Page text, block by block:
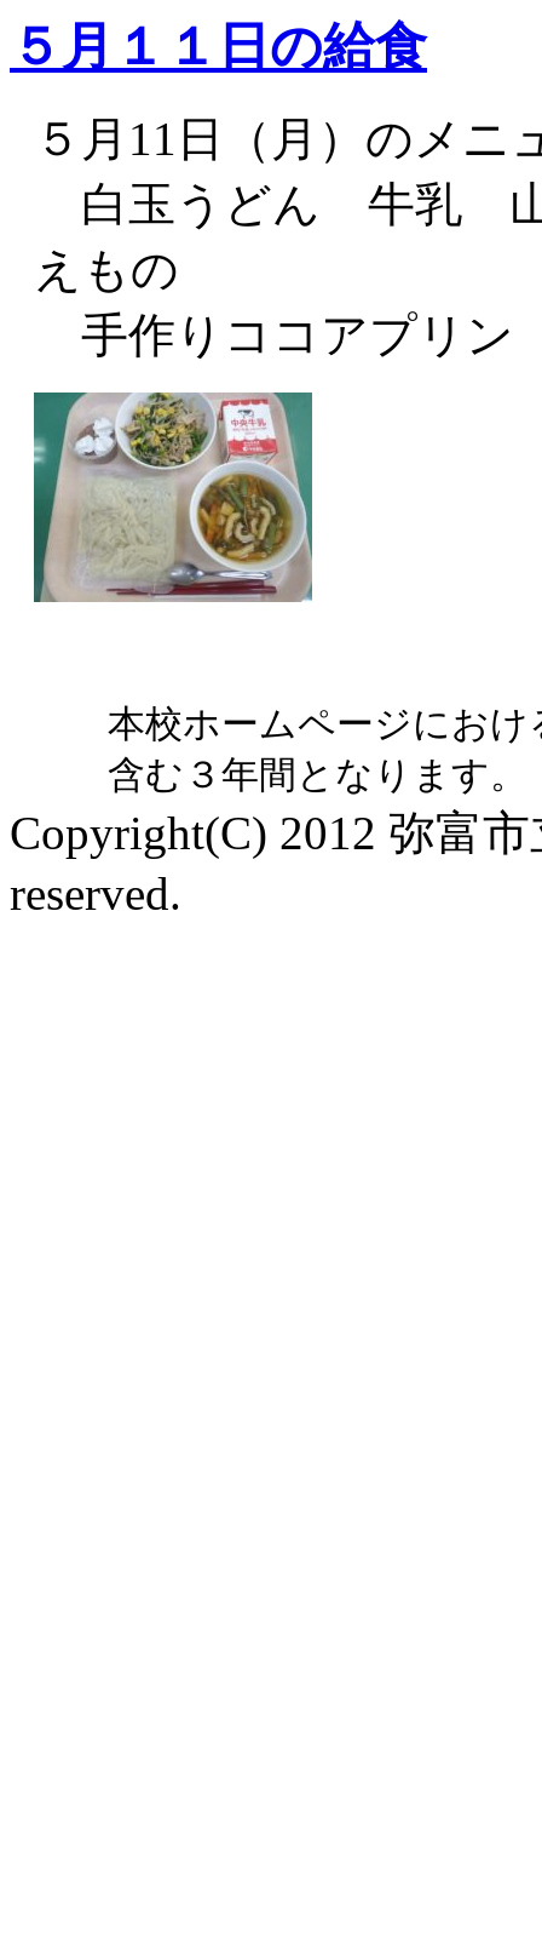
５月１１日の給食
５月11日（月）のメニ
白玉うどん 牛乳
えもの
手作りココアプリ
本校ホームページにお
含む３年間となります。
Copyright(C) 2012 弥富
reserved.